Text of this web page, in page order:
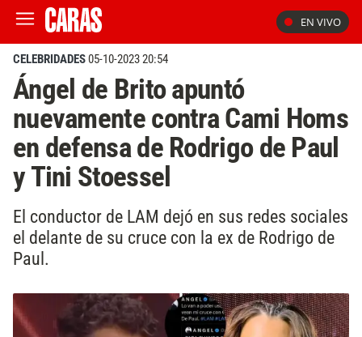
EN VIVO
CELEBRIDADES05-10-2023 20:54
Ángel de Brito apuntó
nuevamente contra Cami Homs
en defensa de Rodrigo de Paul
y Tini Stoessel
El conductor de LAM dejó en sus redes sociales
el delante de su cruce con la ex de Rodrigo de
Paul.